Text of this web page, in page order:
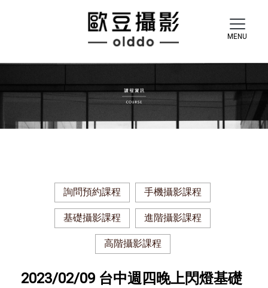
詢問預約課程 手機攝影課程
基礎攝影課程 進階攝影課程
高階攝影課程
2023/02/09 台中週四晚上閃燈基礎